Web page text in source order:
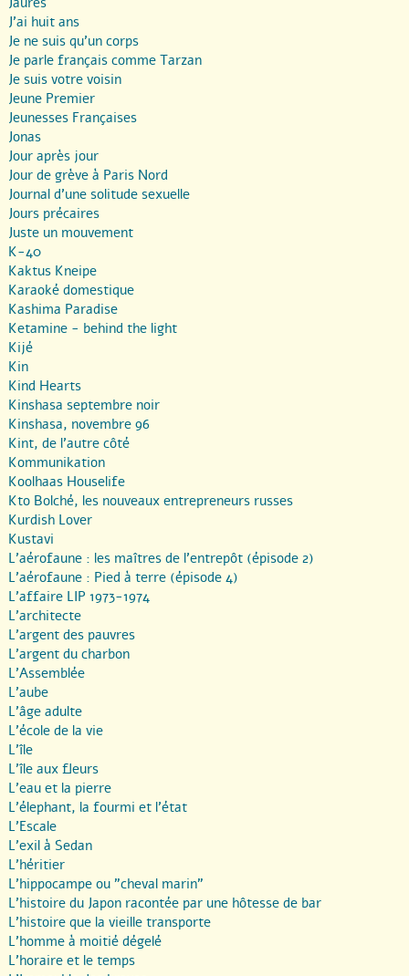
J’ai huit ans
Je ne suis qu’un corps
Je parle français comme Tarzan
Je suis votre voisin
Jeune Premier
Jeunesses Françaises
Jonas
Jour après jour
Jour de grève à Paris Nord
Journal d’une solitude sexuelle
Jours précaires
Juste un mouvement
K-40
Kaktus Kneipe
Karaoké domestique
Kashima Paradise
Ketamine - behind the light
Kijé
Kin
Kind Hearts
Kinshasa septembre noir
Kinshasa, novembre 96
Kint, de l’autre côté
Kommunikation
Koolhaas Houselife
Kto Bolché, les nouveaux entrepreneurs russes
Kurdish Lover
Kustavi
L’aérofaune : les maîtres de l’entrepôt (épisode 2)
L’aérofaune : Pied à terre (épisode 4)
L’affaire LIP 1973-1974
L’architecte
L’argent des pauvres
L’argent du charbon
L’Assemblée
L’aube
L’âge adulte
L’école de la vie
L’île
L’île aux fleurs
L’eau et la pierre
L’élephant, la fourmi et l’état
L’Escale
L’exil à Sedan
L’héritier
L’hippocampe ou "cheval marin"
L’histoire du Japon racontée par une hôtesse de bar
L’histoire que la vieille transporte
L’homme à moitié dégelé
L’horaire et le temps